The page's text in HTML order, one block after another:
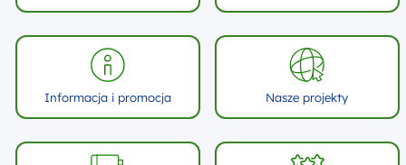
Informacja i promocja Nasze projekty